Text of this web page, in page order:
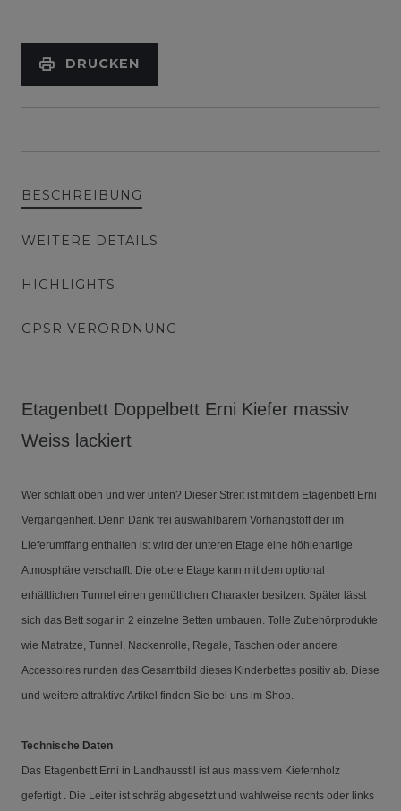
DRUCKEN
BESCHREIBUNG
WEITERE DETAILS
HIGHLIGHTS
GPSR VERORDNUNG
Etagenbett Doppelbett Erni Kiefer massiv
Weiss lackiert
Wer schläft oben und wer unten? Dieser Streit ist mit dem Etagenbett Erni
Vergangenheit. Denn Dank frei auswählbarem Vorhangstoff der im
Lieferumffang enthalten ist wird der unteren Etage eine höhlenartige
Atmosphäre verschafft. Die obere Etage kann mit dem optional
erhältlichen Tunnel einen gemütlichen Charakter besitzen. Später lässt
sich das Bett sogar in 2 einzelne Betten umbauen. Tolle Zubehörprodukte
wie Matratze, Tunnel, Nackenrolle, Regale, Taschen oder andere
Accessoires runden das Gesamtbild dieses Kinderbettes positiv ab. Diese
und weitere attraktive Artikel finden Sie bei uns im Shop.
Technische Daten
Das Etagenbett Erni in Landhausstil ist aus massivem Kiefernholz
gefertigt . Die Leiter ist schräg abgesetzt und wahlweise rechts oder links